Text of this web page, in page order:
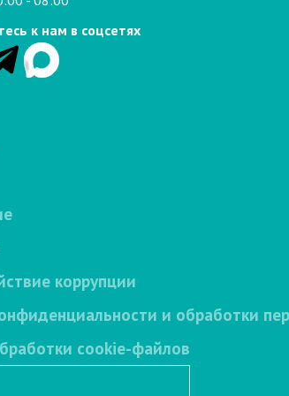
к нам в соцсетях
коррупции
и обработки
cookie-файлов